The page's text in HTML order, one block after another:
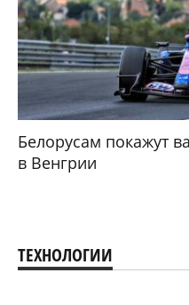
Белорусам покажут
в Венгрии
ТЕХНОЛОГИИ